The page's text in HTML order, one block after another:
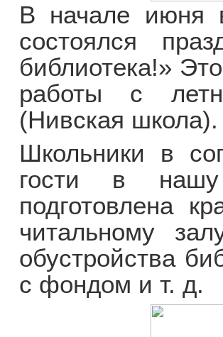
В начале июня
состоялся
библиотека!»
работы с
(Нивская школа).
Школьники в
гости в
подготовлена
читальному
обустройства
с фондом и т. д.